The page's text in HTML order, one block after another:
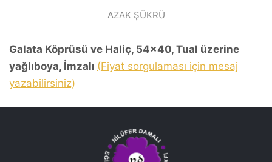
AZAK ŞÜKRÜ
Galata Köprüsü ve Haliç, 54x40, Tual üzerine
yağlıboya, İmzalı (Fiyat sorgulaması için mesaj
yazabilirsiniz)